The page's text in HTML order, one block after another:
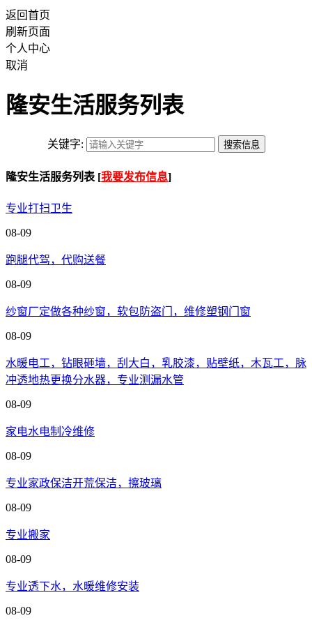
返回首页
刷新页面
个人中心
取消
隆安生活服务列表
关键字:
隆安生活服务列表 [我要发布信息]
专业打扫卫生
08-09
跑腿代驾，代购送餐
08-09
纱窗厂定做各种纱窗，软包防盗门，维修塑钢门窗
08-09
水暖电工，钻眼砸墙，刮大白，乳胶漆，贴壁纸，木瓦工，脉
冲透地热更换分水器，专业测漏水管
08-09
家电水电制冷维修
08-09
专业家政保洁开荒保洁，擦玻璃
08-09
专业搬家
08-09
专业透下水，水暖维修安装
08-09